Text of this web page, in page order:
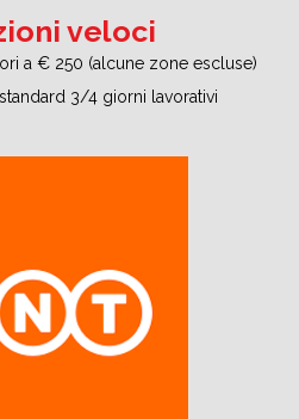
veloci
a € 250 (alcune zone escluse)
3/4 giorni lavorativi